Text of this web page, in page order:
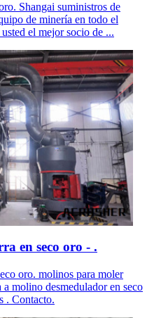
Shangai suministros de
de minería en todo el
el mejor socio de ...
en seco oro - .
oro. molinos para moler
molino desmedulador en seco
. Contacto.